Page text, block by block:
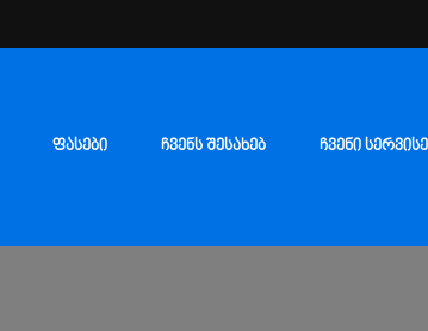
ᲤᲐᲡᲔᲑᲘ ᲩᲕᲔᲜᲡ ᲨᲔᲡᲐᲮᲔᲑ ᲩᲕᲔᲜᲘ